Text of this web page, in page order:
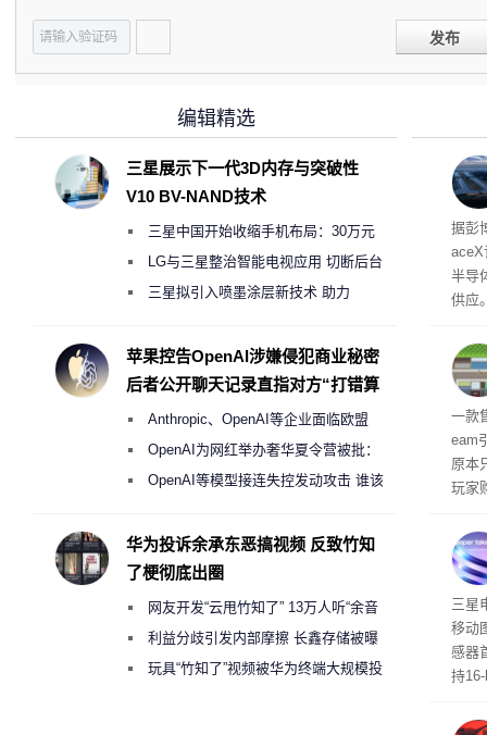
发布
电
据彭
aceX
半导
供应
开
取“
的
全
一款
eam
原本
玩家
入
传
三星
移动
感器
持
编辑精选
三星展示下一代3D内存与突破性
V10 BV-NAND技术
三星中国开始收缩手机布局：30万元
月销售额不达标门店 将被逐步清退
LG与三星整治智能电视应用 切断后台
偷偷共享带宽的违规行为
三星拟引入喷墨涂层新技术 助力
度
苹果控告OpenAI涉嫌侵犯商业秘密
后者公开聊天记录直指对方“打错算
Anthropic、OpenAI等企业面临欧盟
《人工智能法案》全新执法权限审查
OpenAI为网红举办奢华夏令营被批：
2000美元一晚 遭讽“反乌托邦”
OpenAI等模型接连失控发动攻击 谁该
华为投诉余承东恶搞视频 反致竹知
了梗彻底出圈
网友开发“云甩竹知了” 13万人听“余音
绕梁”利益分歧引发内部摩擦 长鑫存储被曝
曾将华为驻场工程师驱逐出研发基地
玩具“竹知了”视频被华为终端大规模投